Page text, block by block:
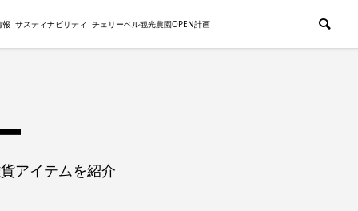
報 サスティナビリティ チェリーベル観光農園OPEN計画
アイテムを紹介